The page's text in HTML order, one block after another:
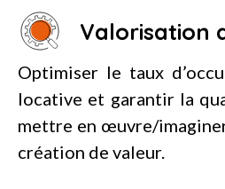
Valorisation
Optimiser le taux
locative et garantir la
mettre en œuvre/
création de valeur.